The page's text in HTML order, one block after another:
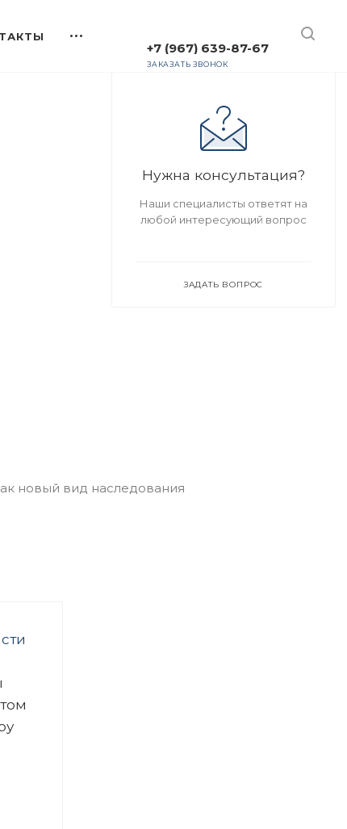
+7 (967) 639-87-67
ЗАКАЗАТЬ ЗВОНОК
Нужна консультация?
Наши специалисты ответят на
любой интересующий вопрос
ЗАДАТЬ ВОПРОС